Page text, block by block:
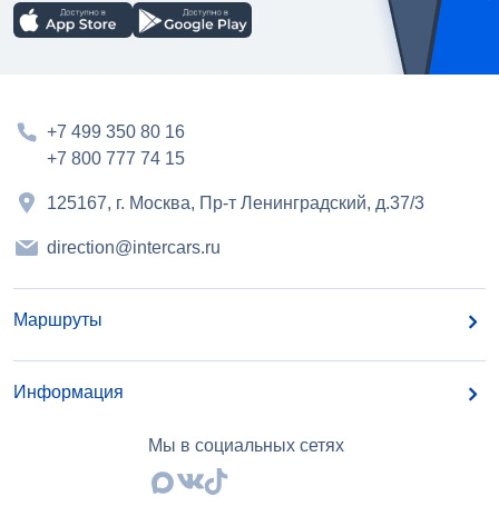
+7 499 350 80 16
+7 800 777 74 15
125167, г. Москва, Пр-т Ленинградский, д.37/3
direction@intercars.ru
Маршруты
Информация
Мы в социальных сетях